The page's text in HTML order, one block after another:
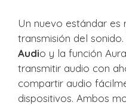
Un nuevo estándar es
transmisión del sonido.
Audio y la función
transmitir audio con
compartir audio
dispositivos. Ambos